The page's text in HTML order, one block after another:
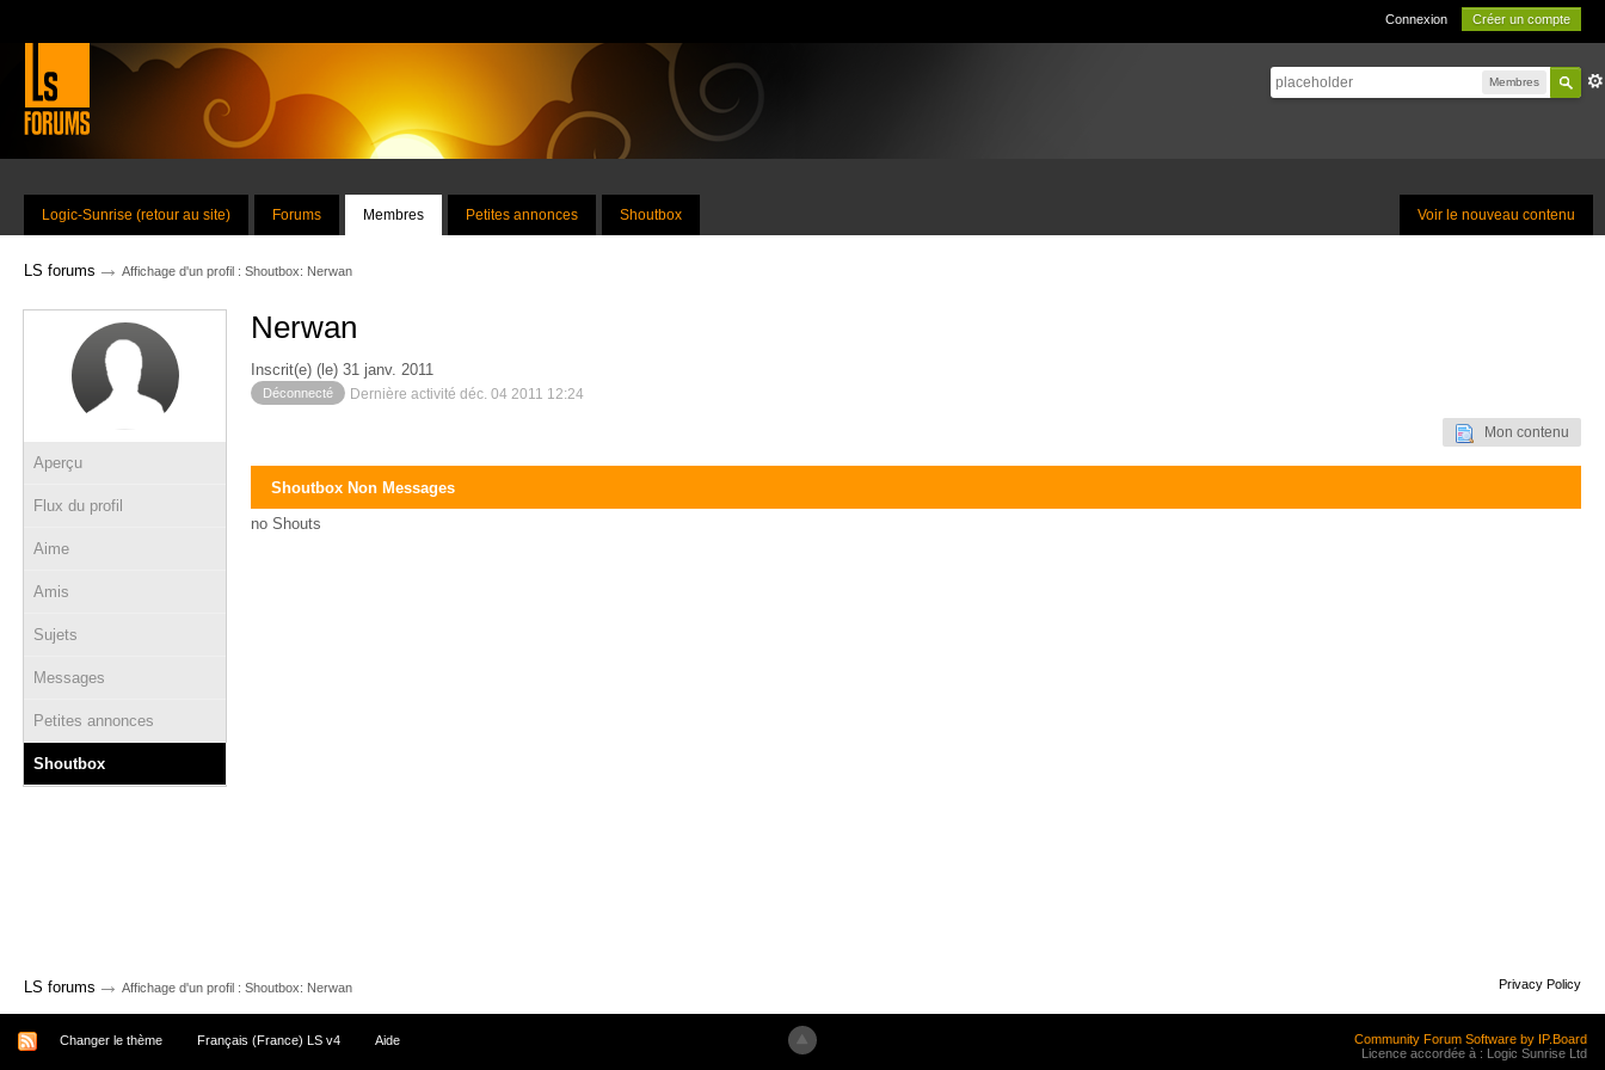
Connexion Créer un compte
Membres
Voir le nouveau contenu
Logic-Sunrise (retour au site) Forums Membres Petites annonces Shoutbox
LS forums → Affichage d'un profil : Shoutbox: Nerwan
Aperçu
Flux du profil
Aime
Amis
Sujets
Messages
Petites annonces
Shoutbox
Nerwan
Inscrit(e) (le) 31 janv. 2011
Déconnecté Dernière activité déc. 04 2011 12:24
Mon contenu
Shoutbox Non Messages
no Shouts
LS forums → Affichage d'un profil : Shoutbox: Nerwan Privacy Policy
Changer le thème Français (France) LS v4 Aide
Community Forum Software by IP.Board
Licence accordée à : Logic Sunrise Ltd